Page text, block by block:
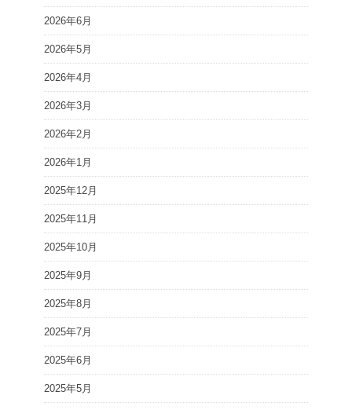
2026年6月
2026年5月
2026年4月
2026年3月
2026年2月
2026年1月
2025年12月
2025年11月
2025年10月
2025年9月
2025年8月
2025年7月
2025年6月
2025年5月